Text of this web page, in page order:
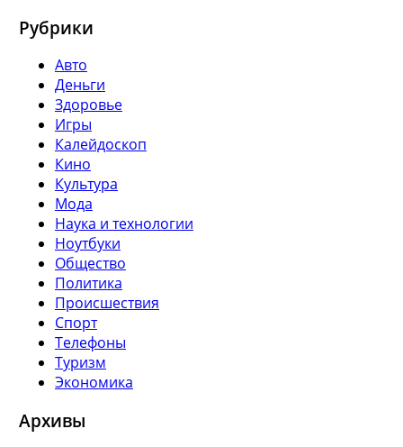
Рубрики
Авто
Деньги
Здоровье
Игры
Калейдоскоп
Кино
Культура
Мода
Наука и технологии
Ноутбуки
Общество
Политика
Происшествия
Спорт
Телефоны
Туризм
Экономика
Архивы